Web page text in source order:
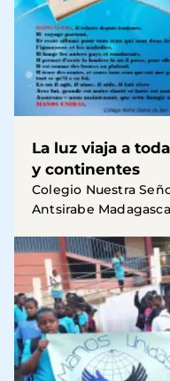
La luz viaja a
y continentes
Colegio Nuestra
Antsirabe